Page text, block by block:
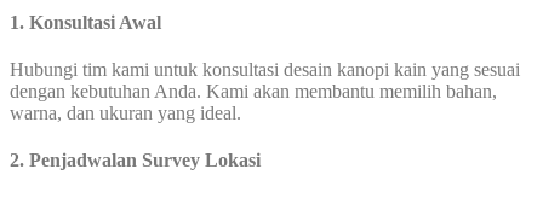
1. Konsultasi Awal
Hubungi tim kami untuk konsultasi desain kanopi kain yang sesuai
dengan kebutuhan Anda. Kami akan membantu memilih bahan,
warna, dan ukuran yang ideal.
2. Penjadwalan Survey Lokasi